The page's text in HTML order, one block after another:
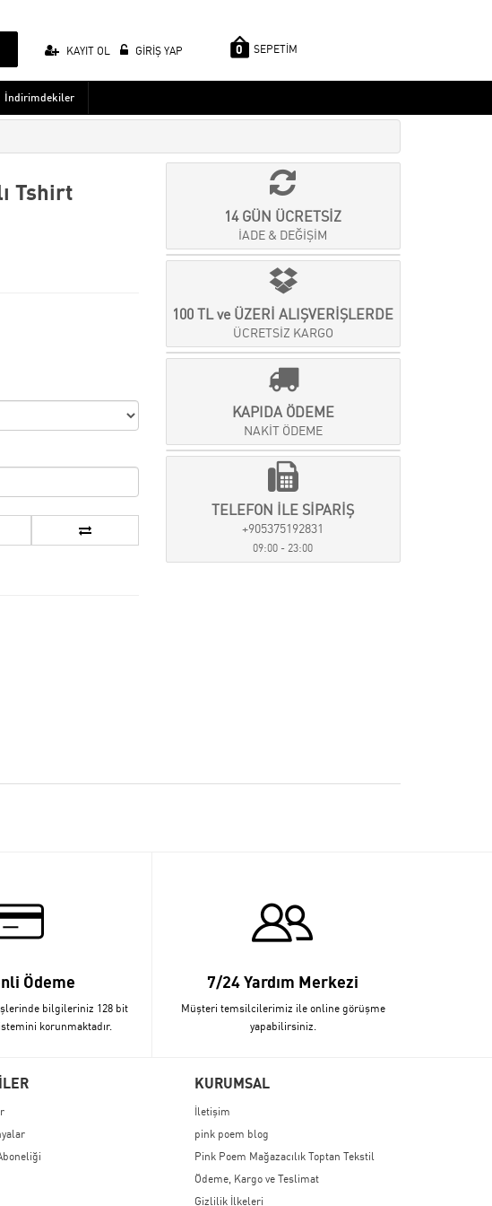
KAYIT OL GİRİŞ YAP 0 SEPETİM
İndirimdekiler
Tshirt
14 GÜN ÜCRETSİZ
İADE & DEĞİŞİM
100 TL ve ÜZERİ ALIŞVERİŞLERDE
ÜCRETSİZ KARGO
KAPIDA ÖDEME
NAKİT ÖDEME
TELEFON İLE SİPARİŞ
+905375192831
09:00 - 23:00
Ödeme
bilgileriniz 128 bit
korunmaktadır.
7/24 Yardım Merkezi
Müşteri temsilcilerimiz ile online görüşme
yapabilirsiniz.
KURUMSAL
İletişim
pink poem blog
Pink Poem Mağazacılık Toptan Tekstil
Ödeme, Kargo ve Teslimat
Gizlilik İlkeleri